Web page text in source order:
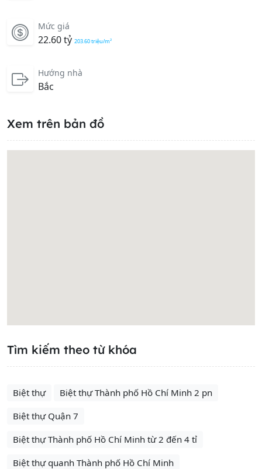
Mức giá
22.60 tỷ 203.60 triệu/m²
Hướng nhà
Bắc
Xem trên bản đồ
Tìm kiếm theo từ khóa
Biệt thự
Biệt thự Thành phố Hồ Chí Minh 2 pn
Biệt thự Quận 7
Biệt thự Thành phố Hồ Chí Minh từ 2 đến 4 tỉ
Biệt thự quanh Thành phố Hồ Chí Minh